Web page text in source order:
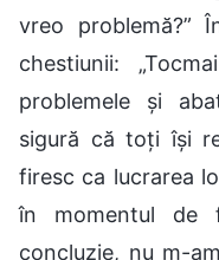
vreo problemă?”
chestiunii:
problemele și
sigură că toți își
firesc ca lucrarea
în momentul de
concluzie, nu m-